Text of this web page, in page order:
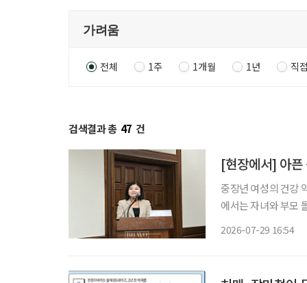
전체 1주 1개월 1년 직
검색결과 총 47 건
[현장에서] 아픈
중장년 여성의 건강
에서는 자녀와 부모
2026-07-29 16:54